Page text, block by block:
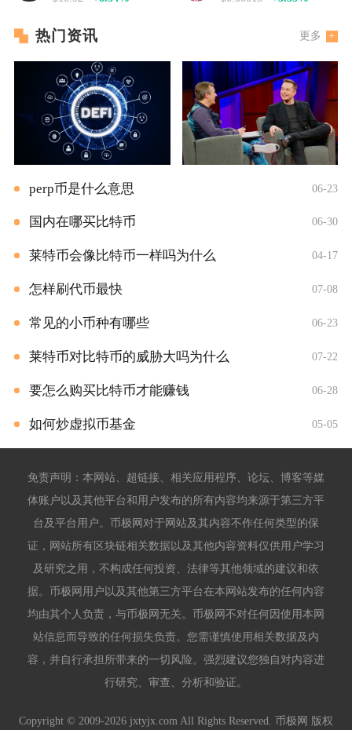
热门资讯 更多
perp币是什么意思 06-23
国内在哪买比特币 06-30
莱特币会像比特币一样吗为什么 04-17
怎样刷代币最快 07-08
常见的小币种有哪些 06-23
莱特币对比特币的威胁大吗为什么 07-22
要怎么购买比特币才能赚钱 06-28
如何炒虚拟币基金 05-05
免责声明：本网站、超链接、相关应用程序、论坛、博客等媒
体账户以及其他平台和用户发布的所有内容均来源于第三方平
台及平台用户。币极网对于网站及其内容不作任何类型的保
证，网站所有区块链相关数据以及其他内容资料仅供用户学习
及研究之用，不构成任何投资、法律等其他领域的建议和依
据。币极网用户以及其他第三方平台在本网站发布的任何内容
均由其个人负责，与币极网无关。币极网不对任何因使用本网
站信息而导致的任何损失负责。您需谨慎使用相关数据及内
容，并自行承担所带来的一切风险。强烈建议您独自对内容进
行研究、审查、分析和验证。
Copyright © 2009-2026 jxtyjx.com All Rights Reserved. 币极网 版权